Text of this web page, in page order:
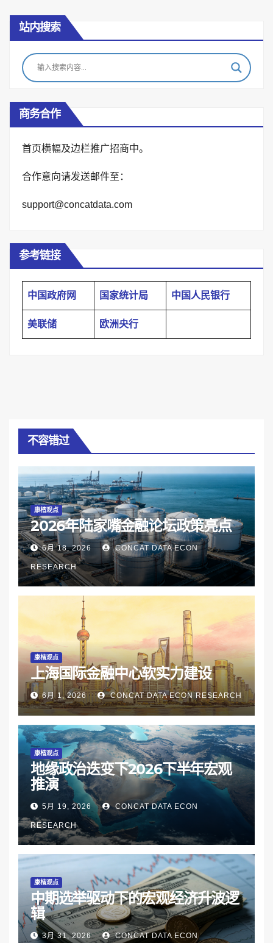
站内搜索
商务合作
首页横幅及边栏推广招商中。
合作意向请发送邮件至：
support@concatdata.com
参考链接
中国政府网 国家统计局 中国人民银行
美联储 欧洲央行
不容错过
康楷观点
2026年陆家嘴金融论坛政策亮点
6月 18, 2026 CONCAT DATA ECON
RESEARCH
康楷观点
上海国际金融中心软实力建设
6月 1, 2026 CONCAT DATA ECON RESEARCH
康楷观点
地缘政治迭变下2026下半年宏观
推演
5月 19, 2026 CONCAT DATA ECON
RESEARCH
康楷观点
中期选举驱动下的宏观经济升波逻
辑
3月 31, 2026 CONCAT DATA ECON